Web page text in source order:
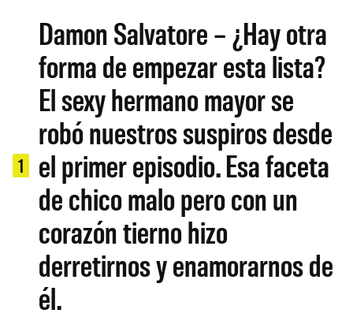
1
Damon Salvatore – ¿Hay otra
forma de empezar esta lista?
El sexy hermano mayor se
robó nuestros suspiros desde
el primer episodio. Esa faceta
de chico malo pero con un
corazón tierno hizo
derretirnos y enamorarnos de
él.